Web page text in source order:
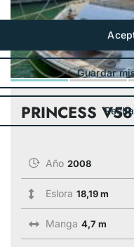
PRINCESS V58
Año 2008
Eslora 18,19 m
Manga 4,7 m